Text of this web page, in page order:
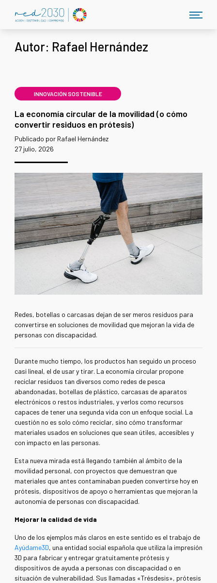
Autor: Rafael Hernández
INNOVACIÓN SOSTENIBLE
La economía circular de la movilidad (o cómo
convertir residuos en prótesis)
Publicado por Rafael Hernández
27 julio, 2026
Redes, botellas o carcasas dejan de ser meros residuos para
convertirse en soluciones de movilidad que mejoran la vida de
personas con discapacidad.
Durante mucho tiempo, los productos han seguido un proceso
casi lineal, el de usar y tirar. La economía circular propone
reciclar residuos tan diversos como redes de pesca
abandonadas, botellas de plástico, carcasas de aparatos
electrónicos o restos industriales, y verlos como recursos
capaces de tener una segunda vida con un enfoque social. La
cuestión no es solo cómo reciclar, sino cómo transformar
materiales usados en soluciones que sean útiles, accesibles y
con impacto en las personas.
Esta nueva mirada está llegando también al ámbito de la
movilidad personal, con proyectos que demuestran que
materiales que antes contaminaban pueden convertirse hoy en
prótesis, dispositivos de apoyo o herramientas que mejoran la
autonomía de personas con discapacidad.
Mejorar la calidad de vida
Uno de los ejemplos más claros en este sentido es el trabajo de
Ayúdame3D, una entidad social española que utiliza la impresión
3D para fabricar y entregar gratuitamente prótesis y
dispositivos de ayuda a personas con discapacidad o en
situación de vulnerabilidad. Sus llamadas «Trésdesis», prótesis